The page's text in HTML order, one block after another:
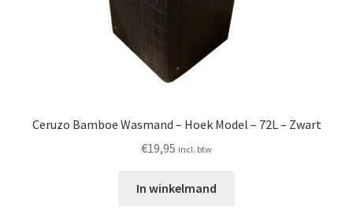
Ceruzo Bamboe Wasmand – Hoek Model – 72L – Zwart
€19,95 incl. btw
In winkelmand